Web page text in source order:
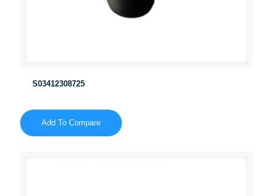
S03412308725
Add To Compare